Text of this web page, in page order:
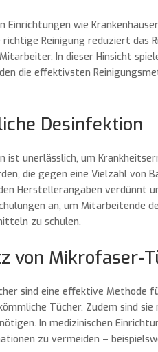
Einrichtungen wie
richtige Reinigung reduziert
In dieser Hinsicht
die effektivsten
Desinfektion
ist unerlässlich, um
die gegen eine Vielzahl von
Herstellerangaben verdünnt
an, um Mitarbeitende
zu schulen.
von Mikrofaser-
sind eine effektive Methode
Tücher. Zudem sind
In medizinischen
zu vermeiden –